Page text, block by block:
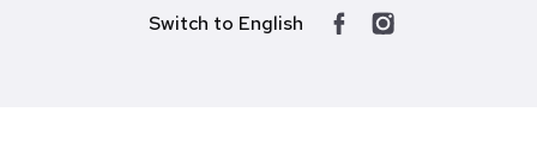
Switch to English